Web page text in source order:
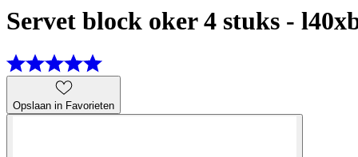
Servet block oker 4 stuks -
Opslaan in Favorieten